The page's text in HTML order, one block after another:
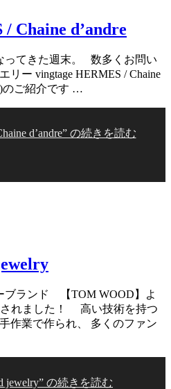
Chaine d’andre
ってきた週末。 数多くお問い
ー vingtage HERMES / Chaine
)のご紹介です …
d’andre” の続きを読む
ブランド 【TOM WOOD】よ
されました！ 高い技術を持つ
作業で作られ、 多くのファン
jewelry” の続きを読む